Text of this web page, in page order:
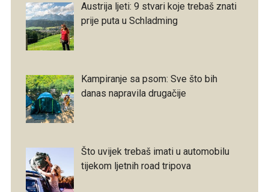
Austrija ljeti: 9 stvari koje trebaš znati
prije puta u Schladming
Kampiranje sa psom: Sve što bih
danas napravila drugačije
Što uvijek trebaš imati u automobilu
tijekom ljetnih road tripova